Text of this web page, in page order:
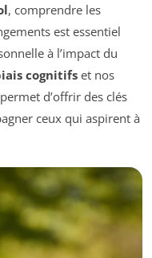
, comprendre les
est essentiel
à l’impact du
cognitifset nos
d’offrir des clés
ceux qui aspirent à